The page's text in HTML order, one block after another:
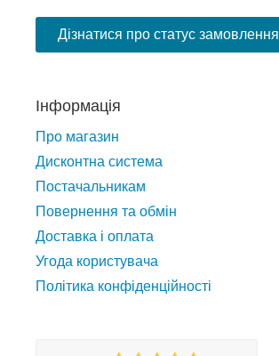
Дізнатися про статус замовлення
Інформація
Про магазин
Дисконтна система
Постачальникам
Повернення та обмін
Доставка і оплата
Угода користувача
Політика конфіденційності